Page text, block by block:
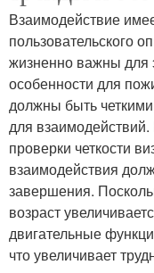
Взаимодействие
пользовательского
жизненно важны для
особенности для
должны быть
для
проверки четкости
взаимодействия
завершения.
возраст
двигательные
что увеличивает